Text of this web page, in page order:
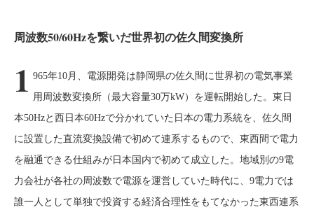
周波数50/60Hzを繋いだ世界初の佐久間変換所
1 965年10月、電源開発は静岡県の佐久間に世界初の電気事業
用周波数変換所（最大容量30万kW）を運転開始した。東日
本50Hzと西日本60Hzで分かれていた日本の電力系統を、佐久間
に設置した直流変換設備で初めて連系するもので、東西間で電力
を融通できる仕組みが日本国内で初めて成立した。地域別の9電
力会社が各社の周波数で電源を運営していた時代に、9電力では
誰一人として単独で投資する経済合理性をもてなかった東西連系